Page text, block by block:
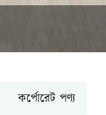
কর্পোরেট পণ্য